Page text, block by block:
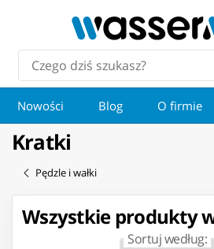
Nowości Blog O firmie
Kratki
Pędzle i wałki
Wszystkie produkty
Sortuj według: